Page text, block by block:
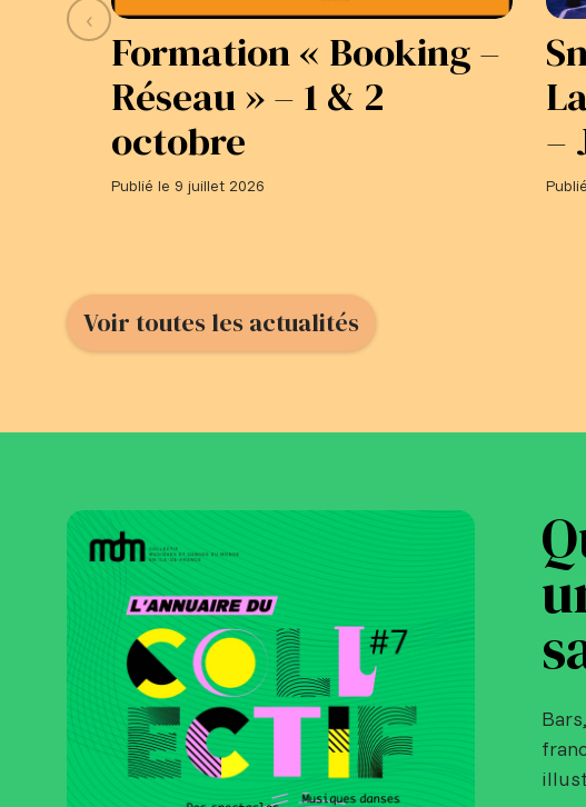
‹
Formation « Booking –
Réseau » – 1 & 2
octobre
Publié le 9 juillet 2026
–
Voir toutes les actualités